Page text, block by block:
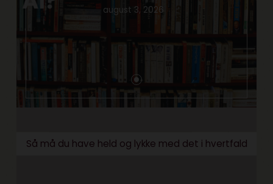
august 3, 2026
Så må du have held og lykke med det i hvertfald